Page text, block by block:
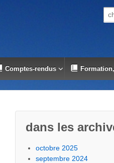
Comptes-rendus
dans les
octobre 2025
septembre 2024